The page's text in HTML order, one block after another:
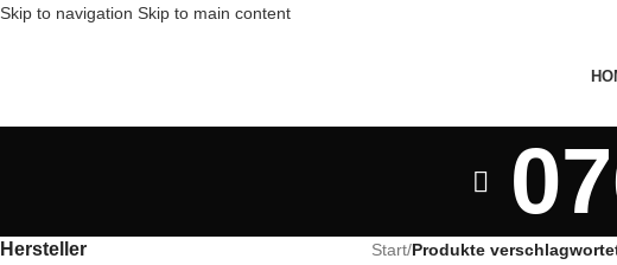
Skip to navigation Skip to main content
Hersteller Start/Produkte